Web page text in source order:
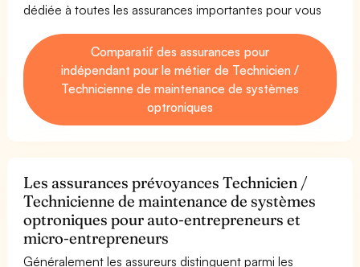
dédiée à toutes les assurances importantes pour vous
Comparatif des assurances pour
indépendant pour le métier de Technicien /
Technicienne de maintenance de systèmes
optroniques
Les assurances prévoyances Technicien /
Technicienne de maintenance de systèmes
optroniques pour auto-entrepreneurs et
micro-entrepreneurs
Généralement les assureurs distinguent parmi les